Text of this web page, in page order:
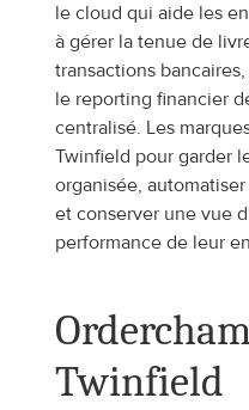
le cloud qui aide les
à gérer la tenue de
transactions
le reporting financier
centralisé. Les
Twinfield pour garder
organisée,
et conserver une vue
performance de leur
Twinfield